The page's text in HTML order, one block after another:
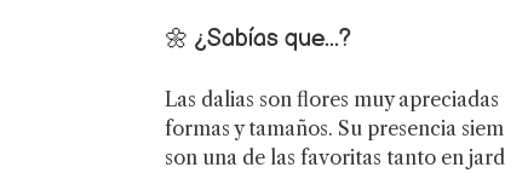
🌼 ¿Sabías que...?
Las dalias son flores muy
formas y tamaños. Su presencia
son una de las favoritas tanto en